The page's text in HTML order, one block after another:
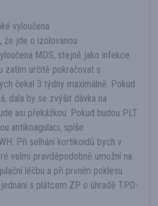
vyloučena
že jde o izolovanou
MDS, stejně jako infekce
zatím určitě pokračovat s
čekal 3 týdny maximálně. Pokud
dala by se zvýšit dávka na
asi překážkou. Pokud budou PLT
antikoagulaci, spíše
Při selhání kortikoidů bych v
velmi pravděpodobně umožní na
léčbu a při prvním poklesu
s plátcem ZP o úhradě TPO-